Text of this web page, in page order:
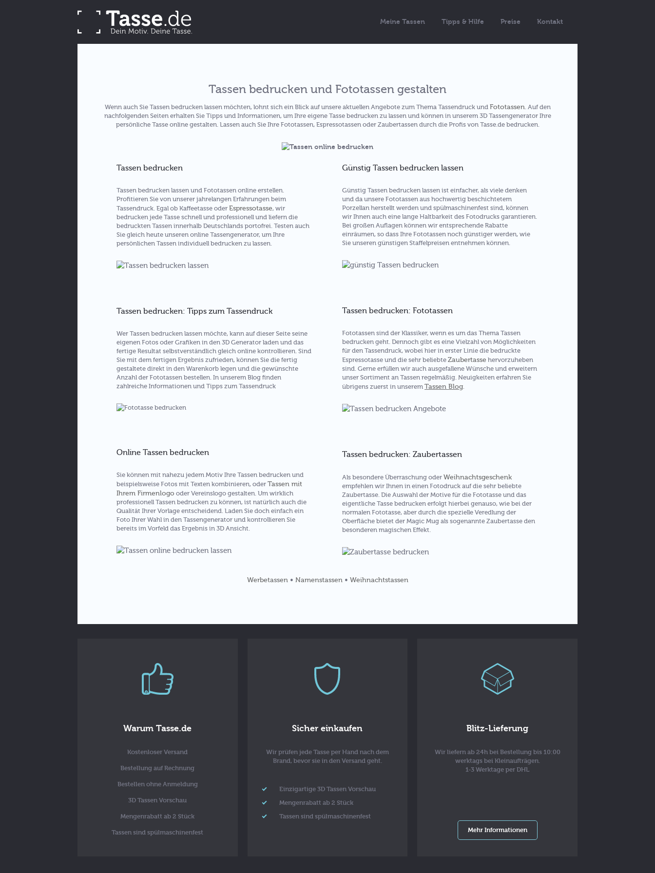
Meine Tassen Tipps & Hilfe Preise Kontakt
Tassen bedrucken und Fototassen gestalten
Wenn auch Sie Tassen bedrucken lassen möchten, lohnt sich ein Blick auf unsere aktuellen Angebote zum Thema Tassendruck und Fototassen. Auf den
nachfolgenden Seiten erhalten Sie Tipps und Informationen, um Ihre eigene Tasse bedrucken zu lassen und können in unserem 3D Tassengenerator Ihre
persönliche Tasse online gestalten. Lassen auch Sie Ihre Fototassen, Espressotassen oder Zaubertassen durch die Profis von Tasse.de bedrucken.
Tassen bedrucken
Tassen bedrucken lassen und Fototassen online erstellen.
Profitieren Sie von unserer jahrelangen Erfahrungen beim
Tassendruck. Egal ob Kaffeetasse oder Espressotasse, wir
bedrucken jede Tasse schnell und professionell und liefern die
bedruckten Tassen innerhalb Deutschlands portofrei. Testen auch
Sie gleich heute unseren online Tassengenerator, um Ihre
persönlichen Tassen individuell bedrucken zu lassen.
Tassen bedrucken: Tipps zum Tassendruck
Wer Tassen bedrucken lassen möchte, kann auf dieser Seite seine
eigenen Fotos oder Grafiken in den 3D Generator laden und das
fertige Resultat selbstverständlich gleich online kontrollieren. Sind
Sie mit dem fertigen Ergebnis zufrieden, können Sie die fertig
gestaltete direkt in den Warenkorb legen und die gewünschte
Anzahl der Fototassen bestellen. In unserem Blog finden
zahlreiche Informationen und Tipps zum Tassendruck
Online Tassen bedrucken
Sie können mit nahezu jedem Motiv Ihre Tassen bedrucken und
beispielsweise Fotos mit Texten kombinieren, oder Tassen mit
Ihrem Firmenlogo oder Vereinslogo gestalten. Um wirklich
professionell Tassen bedrucken zu können, ist natürlich auch die
Qualität Ihrer Vorlage entscheidend. Laden Sie doch einfach ein
Foto Ihrer Wahl in den Tassengenerator und kontrollieren Sie
bereits im Vorfeld das Ergebnis in 3D Ansicht.
Günstig Tassen bedrucken lassen
Günstig Tassen bedrucken lassen ist einfacher, als viele denken
und da unsere Fototassen aus hochwertig beschichtetem
Porzellan herstellt werden und spülmaschinenfest sind, können
wir Ihnen auch eine lange Haltbarkeit des Fotodrucks garantieren.
Bei großen Auflagen können wir entsprechende Rabatte
einräumen, so dass Ihre Fototassen noch günstiger werden, wie
Sie unseren günstigen Staffelpreisen entnehmen können.
Tassen bedrucken: Fototassen
Fototassen sind der Klassiker, wenn es um das Thema Tassen
bedrucken geht. Dennoch gibt es eine Vielzahl von Möglichkeiten
für den Tassendruck, wobei hier in erster Linie die bedruckte
Espressotasse und die sehr beliebte Zaubertasse hervorzuheben
sind. Gerne erfüllen wir auch ausgefallene Wünsche und erweitern
unser Sortiment an Tassen regelmäßig. Neuigkeiten erfahren Sie
übrigens zuerst in unserem Tassen Blog.
Tassen bedrucken: Zaubertassen
Als besondere Überraschung oder Weihnachtsgeschenk
empfehlen wir Ihnen in einen Fotodruck auf die sehr beliebte
Zaubertasse. Die Auswahl der Motive für die Fototasse und das
eigentliche Tasse bedrucken erfolgt hierbei genauso, wie bei der
normalen Fototasse, aber durch die spezielle Veredlung der
Oberfläche bietet der Magic Mug als sogenannte Zaubertasse den
besonderen magischen Effekt.
Werbetassen • Namenstassen • Weihnachtstassen
Warum Tasse.de
Kostenloser Versand
Bestellung auf Rechnung
Bestellen ohne Anmeldung
3D Tassen Vorschau
Mengenrabatt ab 2 Stück
Tassen sind spülmaschinenfest
Sicher einkaufen
Wir prüfen jede Tasse per Hand nach dem
Brand, bevor sie in den Versand geht.
Einzigartige 3D Tassen Vorschau
Mengenrabatt ab 2 Stück
Tassen sind spülmaschinenfest
Blitz-Lieferung
Wir liefern ab 24h bei Bestellung bis 10:00
werktags bei Kleinaufträgen.
1-3 Werktage per DHL
Mehr Informationen